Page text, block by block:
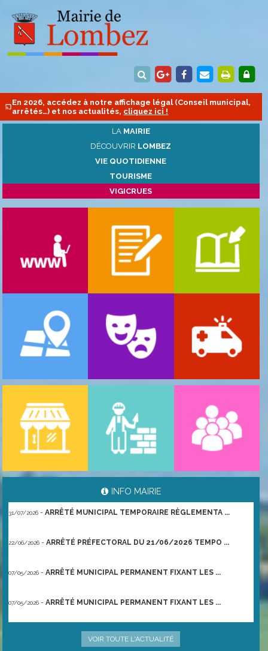
En 2026, accédez à notre affichage légal (Conseil municipal,
arrêtés…) et nos actualités, cliquez ici !
LA MAIRIE
DÉCOUVRIR LOMBEZ
VIE QUOTIDIENNE
TOURISME
VIGICRUES
INFO MAIRIE
31/07/2026 ARRÊTÉ MUNICIPAL TEMPORAIRE RÈGLEMENTA ...
22/06/2026 ARRÊTÉ PRÉFECTORAL DU 21/06/2026 TEMPO ...
07/05/2026 ARRÊTÉ MUNICIPAL PERMANENT FIXANT LES ...
07/05/2026 ARRÊTÉ MUNICIPAL PERMANENT FIXANT LES ...
UNE NAISSANCE UN ARBRE
VOIR TOUTE L'ACTUALITÉ